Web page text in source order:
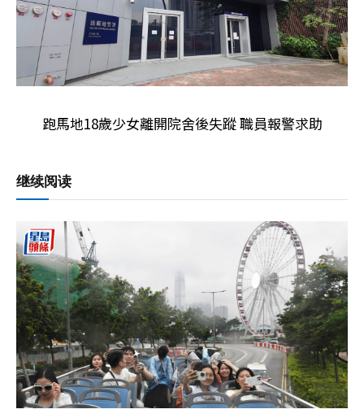
跑馬地18歲少女離開院舍後失蹤 職員報警求助
继续阅读